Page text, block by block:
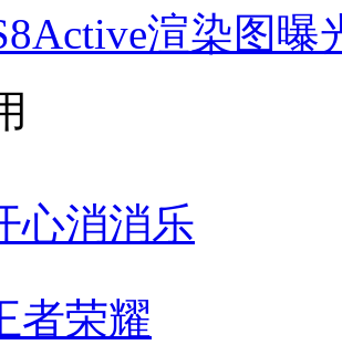
渲染图曝
心消消乐
者荣耀